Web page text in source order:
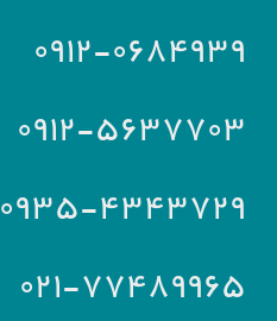
۰۹۱۲-۰۶۸۴۹۳۹
۰۹۱۲-۵۶۳۷۷۰۳
۰۹۳۵-۴۳۴۳۷۲۹
۰۲۱-۷۷۴۸۹۹۶۵